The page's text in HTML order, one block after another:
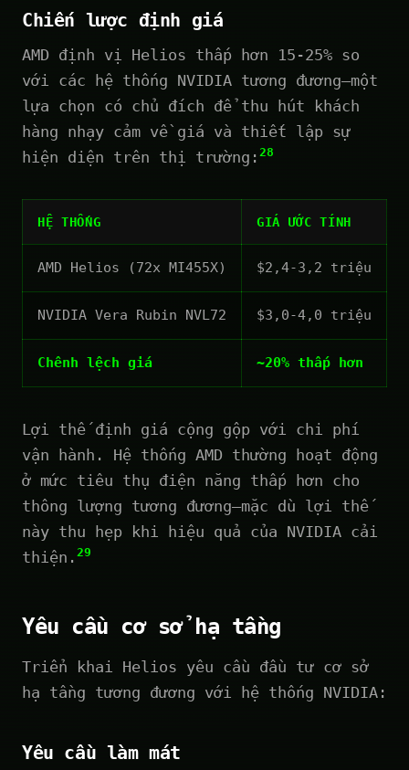
Chiến lược định giá
AMD định vị Helios thấp hơn 15-25% so
với các hệ thống NVIDIA tương đương—một
lựa chọn có chủ đích để thu hút khách
hàng nhạy cảm về giá và thiết lập sự
hiện diện trên thị trường: 28
HỆ THỐNG GIÁ ƯỚC TÍNH
AMD Helios (72x MI455X) $2,4-3,2 triệu
NVIDIA Vera Rubin NVL72 $3,0-4,0 triệu
Chênh lệch giá ~20% thấp hơn
Lợi thế định giá cộng gộp với chi phí
vận hành. Hệ thống AMD thường hoạt động
ở mức tiêu thụ điện năng thấp hơn cho
thông lượng tương đương—mặc dù lợi thế
này thu hẹp khi hiệu quả của NVIDIA cải
thiện. 29
Yêu cầu cơ sở hạ tầng
Triển khai Helios yêu cầu đầu tư cơ sở
hạ tầng tương đương với hệ thống NVIDIA:
Yêu cầu làm mát